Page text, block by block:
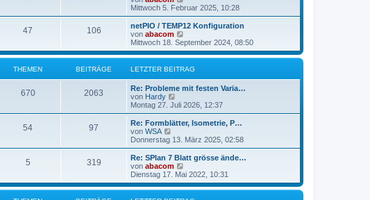
a
g
e
i
t
a
g
e
u
e
t
e
r
B
e
i
t
a
g
Mittwoch 5. Februar 2025, 10:28
47 106
netPIO / TEMP12 Konfiguration
von abacom
e
u
e
s
r
e
i
t
a
g
Mittwoch 18. September 2024, 08:50
THEMEN BEITRÄGE LETZTER BEITRAG
670 2063
Re: Probleme mit festen Varia…
von Hardy
e
u
e
t
r
B
e
i
t
Montag 27. Juli 2026, 12:37
54 97
Re: Formblätter, Isometrie, P…
von WSA
e
u
e
s
r
B
Donnerstag 13. März 2025, 02:58
5 319
Re: SPlan 7 Blatt grösse ände…
von abacom
e
u
e
Dienstag 17. Mai 2022, 10:31